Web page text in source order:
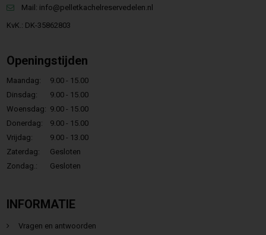
Mail: info@pelletkachelreservedelen.nl
KvK.: DK-35862803
Openingstijden
Maandag:
9.00 - 15.00
Dinsdag:
9.00 - 15.00
Woensdag: 9.00 - 15.00
Donerdag:
9.00 - 15.00
Vrijdag:
9.00 - 13.00
Zaterdag:
Gesloten
Zondag.:
Gesloten
INFORMATIE
Vragen en antwoorden